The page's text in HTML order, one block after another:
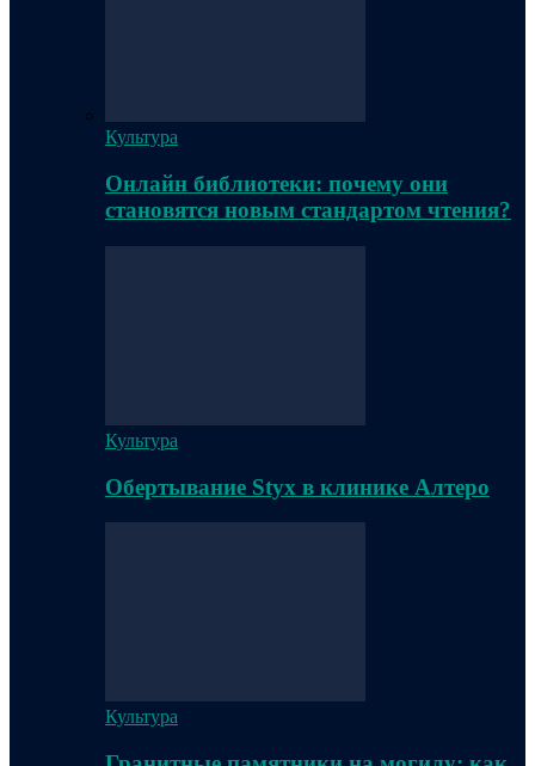
Культура
Онлайн библиотеки: почему они
становятся новым стандартом чтения?
Культура
Обертывание Styx в клинике Алтеро
Культура